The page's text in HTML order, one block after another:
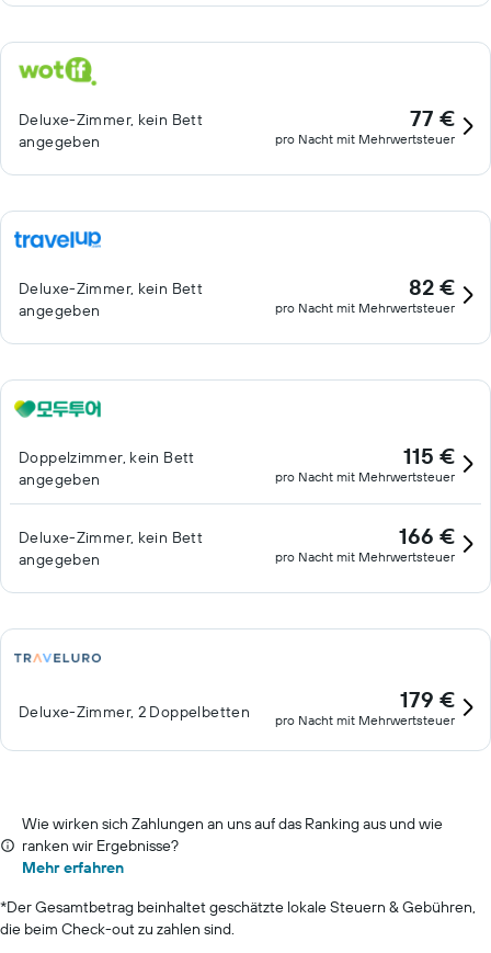
Deluxe-Zimmer, kein Bett
angegeben
77 €
pro Nacht mit Mehrwertsteuer
Deluxe-Zimmer, kein Bett
angegeben
82 €
pro Nacht mit Mehrwertsteuer
Doppelzimmer, kein Bett
angegeben
115 €
pro Nacht mit Mehrwertsteuer
Deluxe-Zimmer, kein Bett
angegeben
166 €
pro Nacht mit Mehrwertsteuer
Deluxe-Zimmer, 2 Doppelbetten 179 €
pro Nacht mit Mehrwertsteuer
Wie wirken sich Zahlungen an uns auf das Ranking aus und wie
ranken wir Ergebnisse?
Mehr erfahren
*Der Gesamtbetrag beinhaltet geschätzte lokale Steuern & Gebühren,
die beim Check-out zu zahlen sind.